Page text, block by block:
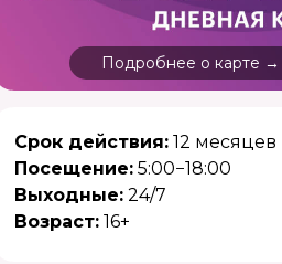
Срок действия: 12 месяцев
Посещение: 5:00−18:00
Выходные: 24/7
Возраст: 16+
Подробнее о карте →